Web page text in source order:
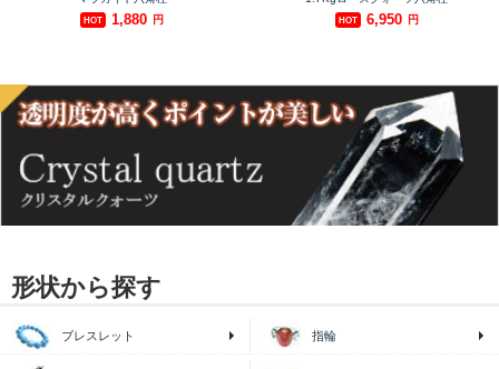
形状から探す
ブレスレット 指輪